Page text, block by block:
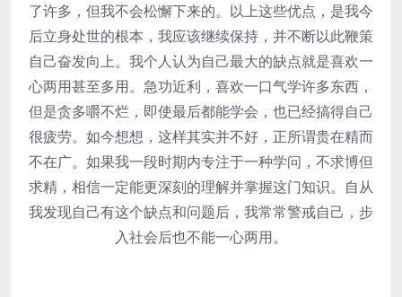
了许多，但我不会松懈下来的。以上这些优点，是我今
后立身处世的根本，我应该继续保持，并不断以此鞭策
自己奋发向上。我个人认为自己最大的缺点就是喜欢一
心两用甚至多用。急功近利，喜欢一口气学许多东西，
但是贪多嚼不烂，即使最后都能学会，也已经搞得自己
很疲劳。如今想想，这样其实并不好，正所谓贵在精而
不在广。如果我一段时期内专注于一种学问，不求博但
求精，相信一定能更深刻的理解并掌握这门知识。自从
我发现自己有这个缺点和问题后，我常常警戒自己，步
入社会后也不能一心两用。